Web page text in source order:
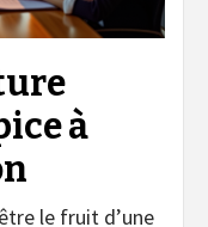
à
le fruit d’une